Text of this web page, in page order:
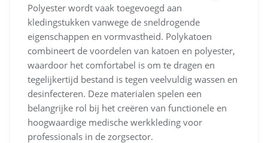
Polyester wordt vaak toegevoegd aan
kledingstukken vanwege de sneldrogende
eigenschappen en vormvastheid. Polykatoen
combineert de voordelen van katoen en polyester,
waardoor het comfortabel is om te dragen en
tegelijkertijd bestand is tegen veelvuldig wassen en
desinfecteren. Deze materialen spelen een
belangrijke rol bij het creëren van functionele en
hoogwaardige medische werkkleding voor
professionals in de zorgsector.